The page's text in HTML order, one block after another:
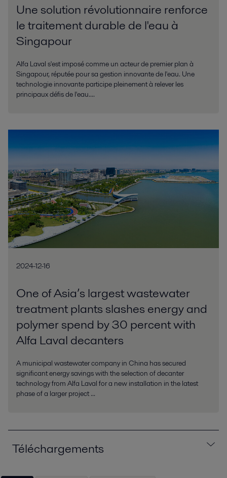
Une solution révolutionnaire renforce
le traitement durable de l'eau à
Singapour
Alfa Laval s'est imposé comme un acteur de premier plan à
Singapour, réputée pour sa gestion innovante de l'eau. Une
technologie innovante participe pleinement à relever les
principaux défis de l'eau....
2024-12-16
One of Asia’s largest wastewater
treatment plants slashes energy and
polymer spend by 30 percent with
Alfa Laval decanters
A municipal wastewater company in China has secured
significant energy savings with the selection of decanter
technology from Alfa Laval for a new installation in the latest
phase of a larger project ...
Téléchargements